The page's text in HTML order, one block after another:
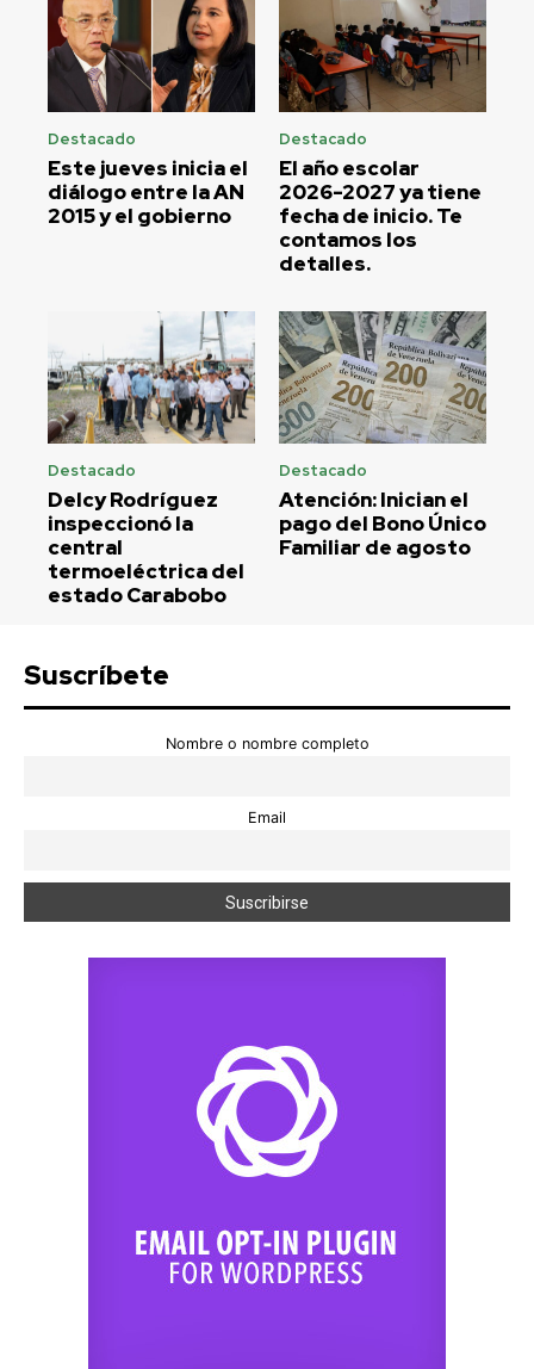
Destacado
Este jueves inicia el
diálogo entre la AN
2015 y el gobierno
Destacado
El año escolar
2026-2027 ya tiene
fecha de inicio. Te
contamos los
detalles.
Destacado
Delcy Rodríguez
inspeccionó la
central
termoeléctrica del
estado Carabobo
Destacado
Atención: Inician el
pago del Bono Único
Familiar de agosto
Suscríbete
Nombre o nombre completo
Email